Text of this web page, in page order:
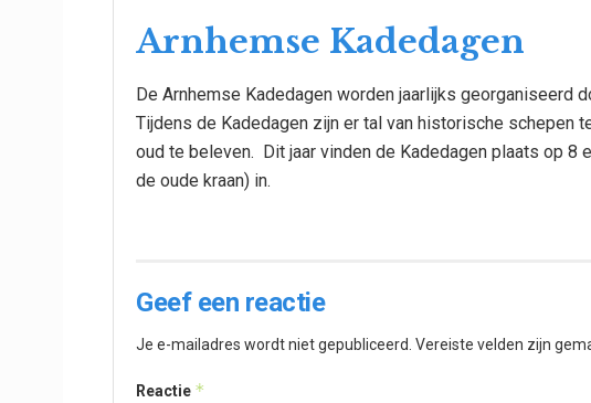
Arnhemse Kadedagen
De Arnhemse Kadedagen worden jaarlijks georganiseerd
Tijdens de Kadedagen zijn er tal van historische schepen
oud te beleven. Dit jaar vinden de Kadedagen plaats op 8
de oude kraan) in.
Geef een reactie
Je e-mailadres wordt niet gepubliceerd. Vereiste velden zijn
Reactie *